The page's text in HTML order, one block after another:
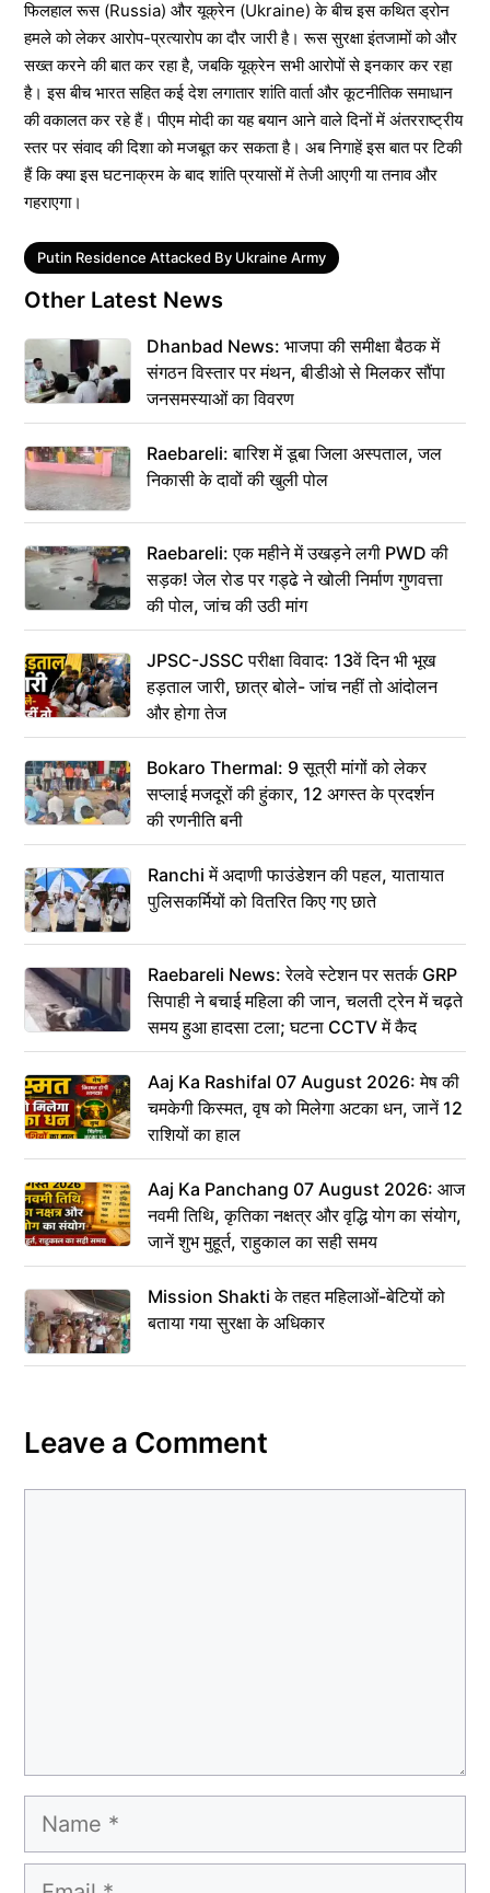
फिलहाल रूस (Russia) और यूक्रेन (Ukraine) के बीच इस कथित ड्रोन
हमले को लेकर आरोप-प्रत्यारोप का दौर जारी है। रूस सुरक्षा इंतजामों को और
सख्त करने की बात कर रहा है, जबकि यूक्रेन सभी आरोपों से इनकार कर रहा
है। इस बीच भारत सहित कई देश लगातार शांति वार्ता और कूटनीतिक समाधान
की वकालत कर रहे हैं। पीएम मोदी का यह बयान आने वाले दिनों में अंतरराष्ट्रीय
स्तर पर संवाद की दिशा को मजबूत कर सकता है। अब निगाहें इस बात पर टिकी
हैं कि क्या इस घटनाक्रम के बाद शांति प्रयासों में तेजी आएगी या तनाव और
गहराएगा।
Tags
Putin Residence Attacked By Ukraine Army
Other Latest News
Dhanbad News: भाजपा की समीक्षा बैठक में
संगठन विस्तार पर मंथन, बीडीओ से मिलकर सौंपा
जनसमस्याओं का विवरण
Raebareli: बारिश में डूबा जिला अस्पताल, जल
निकासी के दावों की खुली पोल
Raebareli: एक महीने में उखड़ने लगी PWD की
सड़क! जेल रोड पर गड्ढे ने खोली निर्माण गुणवत्ता
की पोल, जांच की उठी मांग
JPSC-JSSC परीक्षा विवाद: 13वें दिन भी भूख
हड़ताल जारी, छात्र बोले- जांच नहीं तो आंदोलन
और होगा तेज
Bokaro Thermal: 9 सूत्री मांगों को लेकर
सप्लाई मजदूरों की हुंकार, 12 अगस्त के प्रदर्शन
की रणनीति बनी
Ranchi में अदाणी फाउंडेशन की पहल, यातायात
पुलिसकर्मियों को वितरित किए गए छाते
Raebareli News: रेलवे स्टेशन पर सतर्क GRP
सिपाही ने बचाई महिला की जान, चलती ट्रेन में चढ़ते
समय हुआ हादसा टला; घटना CCTV में कैद
Aaj Ka Rashifal 07 August 2026: मेष की
चमकेगी किस्मत, वृष को मिलेगा अटका धन, जानें 12
राशियों का हाल
Aaj Ka Panchang 07 August 2026: आज
नवमी तिथि, कृतिका नक्षत्र और वृद्धि योग का संयोग,
जानें शुभ मुहूर्त, राहुकाल का सही समय
Mission Shakti के तहत महिलाओं-बेटियों को
बताया गया सुरक्षा के अधिकार
Leave a Comment
Name
Email